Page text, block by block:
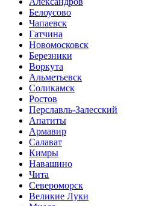
Белоусово
Чапаевск
Гатчина
Новомосковск
Березники
Воркута
Альметьевск
Соликамск
Ростов
Перславль-Залесский
Апатиты
Армавир
Салават
Кимры
Навашино
Чита
Североморск
Великие Луки